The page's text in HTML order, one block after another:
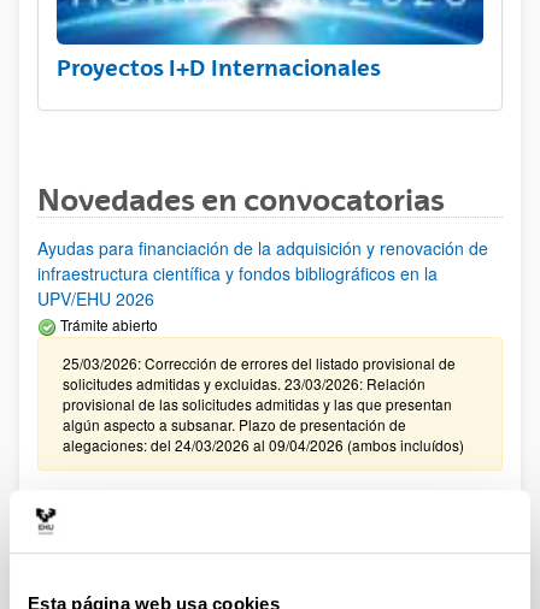
Esta página web usa cookies
Proyectos I+D Internacionales
Novedades en convocatorias
Ayudas para financiación de la adquisición y renovación de
infraestructura científica y fondos bibliográficos en la
UPV/EHU 2026
Trámite abierto
25/03/2026: Corrección de errores del listado provisional de
solicitudes admitidas y excluidas. 23/03/2026: Relación
provisional de las solicitudes admitidas y las que presentan
algún aspecto a subsanar. Plazo de presentación de
alegaciones: del 24/03/2026 al 09/04/2026 (ambos incluídos)
científica, tecnológica y de la innovación (FECYT) 2026
Abierto el plazo de presentación: 01/07/2026 - 16/09/2026 13:00
Plazo interno para envío documentación: propuestas